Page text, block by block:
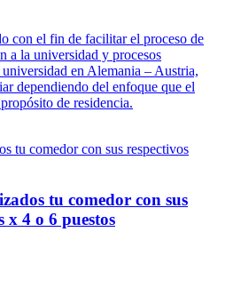
con el fin de facilitar el proceso de
a la universidad y procesos
en Alemania – Austria,
dependiendo del enfoque que el
de residencia.
tu comedor con sus
x 4 o 6 puestos